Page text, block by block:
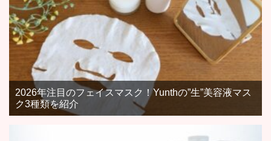
2026年注目のフェイスマスク！Yunthの”生”美容液マス
ク3種類を紹介